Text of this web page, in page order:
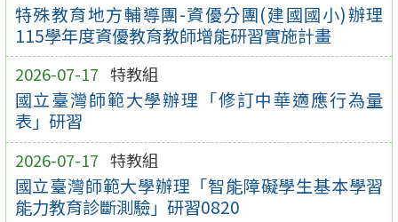
特殊教育地方輔導團-資優分團(建國國小)辦理
115學年度資優教育教師增能研習實施計畫
2026-07-17 特教組
國立臺灣師範大學辦理「修訂中華適應行為量
表」研習
2026-07-17 特教組
國立臺灣師範大學辦理「智能障礙學生基本學習
能力教育診斷測驗」研習0820